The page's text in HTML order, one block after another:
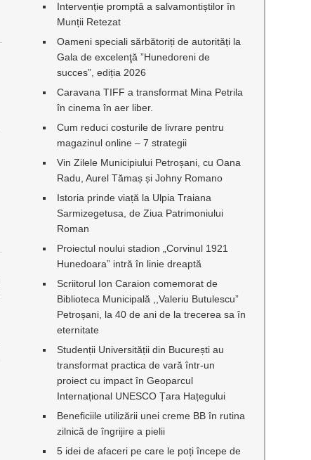
Intervenție promptă a salvamontiștilor în
Munții Retezat
Oameni speciali sărbătoriți de autorități la
Gala de excelenţă ”Hunedoreni de
succes”, ediția 2026
Caravana TIFF a transformat Mina Petrila
în cinema în aer liber.
Cum reduci costurile de livrare pentru
magazinul online – 7 strategii
Vin Zilele Municipiului Petroșani, cu Oana
Radu, Aurel Tămaș și Johny Romano
Istoria prinde viață la Ulpia Traiana
Sarmizegetusa, de Ziua Patrimoniului
Roman
Proiectul noului stadion „Corvinul 1921
Hunedoara” intră în linie dreaptă
Scriitorul Ion Caraion comemorat de
Biblioteca Municipală ,,Valeriu Butulescu”
Petroșani, la 40 de ani de la trecerea sa în
eternitate
Studenții Universității din București au
transformat practica de vară într-un
proiect cu impact în Geoparcul
Internațional UNESCO Țara Hațegului
Beneficiile utilizării unei creme BB în rutina
zilnică de îngrijire a pielii
5 idei de afaceri pe care le poți începe de